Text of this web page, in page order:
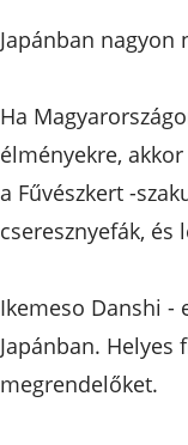
Japánban nagyon
Ha
élményekre,
a Fűvészkert -
cseresznyefák, és
Ikemeso Danshi -
Japánban. Helyes
megrendelőket.